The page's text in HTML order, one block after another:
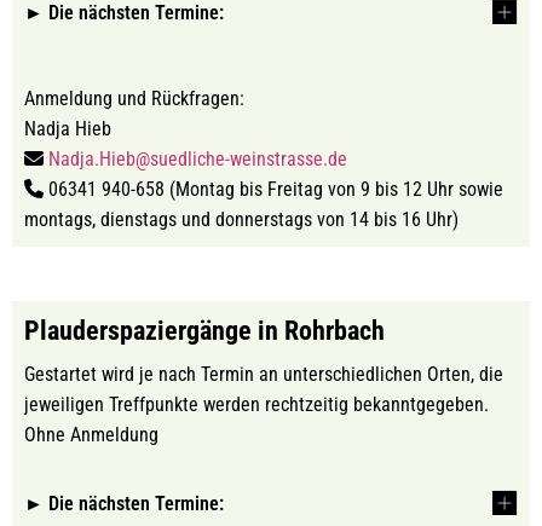
► Die nächsten Termine:
Anmeldung und Rückfragen:
Nadja Hieb
Nadja.Hieb@suedliche-weinstrasse.de
06341 940-658 (Montag bis Freitag von 9 bis 12 Uhr sowie
montags, dienstags und donnerstags von 14 bis 16 Uhr)
Plauderspaziergänge in Rohrbach
Gestartet wird je nach Termin an unterschiedlichen Orten, die
jeweiligen Treffpunkte werden rechtzeitig bekanntgegeben.
Ohne Anmeldung
► Die nächsten Termine: